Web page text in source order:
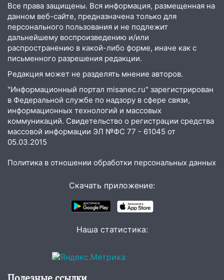
15:00 В Ульяновске после тройного ДТП
госпитализировали 25-летнего байкера
14:32 На Ульяновскую область
надвигается жара
14:08
Пешеход переходил по «зебре»:
подробности серьезной аварии на
Фруктовой
13:30 В Димитровграде на улице
Трудовой горело здание
13:00 Водитель без прав врезался в
12:37
Переезжал «зебру» на
велосипеде и попал под колеса
Вспыхнул изнутри: в
Железнодорожном районе горела дача
В Засвияжье под колёса авто
В Радищевском районе сгорели
Все права защищены. Вся информация, размещенная на
данном веб-сайте, предназначена только для
персонального пользования и не подлежит
дальнейшему воспроизведению и/или
распространению в какой-либо форме, иначе как с
письменного разрешения редакции.
Редакция может не разделять мнение авторов.
"Информационный портал misanec.ru" зарегистрирован
в Федеральной службе по надзору в сфере связи,
информационных технологий и массовых
коммуникаций. Свидетельство о регистрации средства
массовой информации ЭЛ №ФС 77 - 61045 от
05.03.2015
Политика в отношении обработки персональных данных
Скачать приложение:
Наша статистика: